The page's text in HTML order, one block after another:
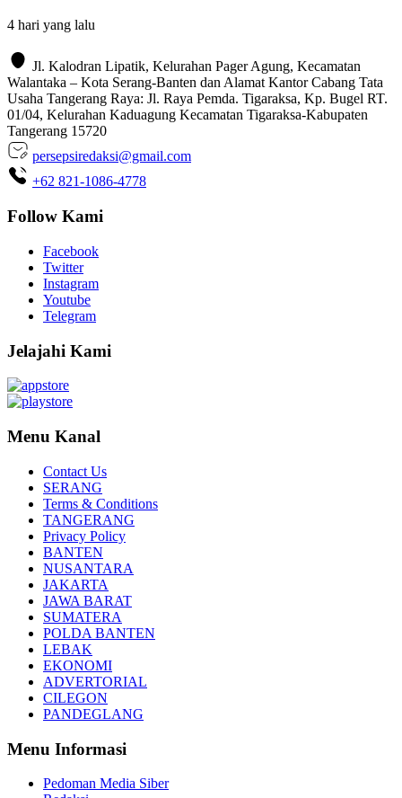
4 hari yang lalu
Jl. Kalodran Lipatik, Kelurahan Pager Agung, Kecamatan
Walantaka – Kota Serang-Banten dan Alamat Kantor Cabang Tata
Usaha Tangerang Raya: Jl. Raya Pemda. Tigaraksa, Kp. Bugel RT.
01/04, Kelurahan Kaduagung Kecamatan Tigaraksa-Kabupaten
Tangerang 15720
persepsiredaksi@gmail.com
+62 821-1086-4778
Follow Kami
Facebook
Twitter
Instagram
Youtube
Telegram
Jelajahi Kami
Menu Kanal
Contact Us
SERANG
Terms & Conditions
TANGERANG
Privacy Policy
BANTEN
NUSANTARA
JAKARTA
JAWA BARAT
SUMATERA
POLDA BANTEN
LEBAK
EKONOMI
ADVERTORIAL
CILEGON
PANDEGLANG
Menu Informasi
Pedoman Media Siber